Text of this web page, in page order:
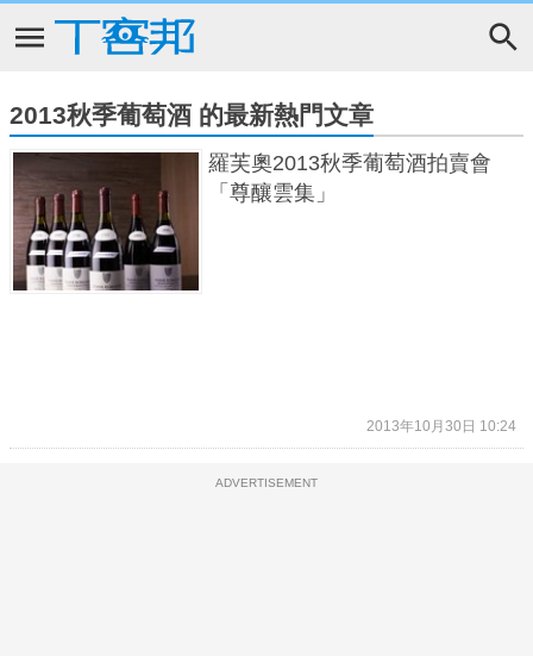
2013秋季葡萄酒 的最新熱門文章
羅芙奧2013秋季葡萄酒拍賣會
「尊釀雲集」
2013年10月30日 10:24
ADVERTISEMENT